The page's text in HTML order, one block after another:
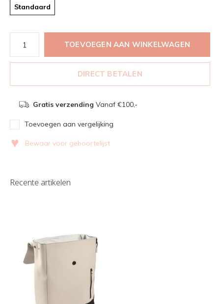
Standaard
TOEVOEGEN AAN WINKELWAGEN
DIRECT BETALEN
Gratis verzending Vanaf €100,-
Toevoegen aan vergelijking
♥ Bewaar voor geboortelijst
Recente artikelen